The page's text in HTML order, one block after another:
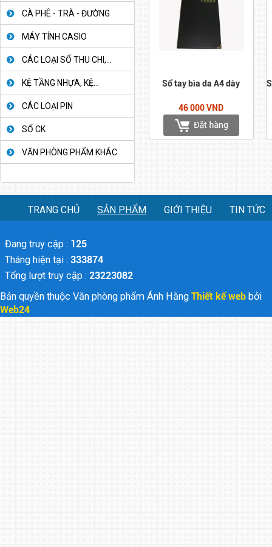
CÀ PHÊ - TRÀ - ĐƯỜNG
MÁY TÍNH CASIO
CÁC LOẠI SỔ THU CHI,...
KỆ TẦNG NHỰA, KỆ...
CÁC LOẠI PIN
SỔ CK
VĂN PHÒNG PHẨM KHÁC
Sổ tay bìa da A4 dày
46 000 VND
TRANG CHỦ SẢN PHẨM GIỚI THIỆU TIN TỨC
Đang truy cập : 125
Tháng hiện tại : 333874
Tổng lượt truy cập : 23223082
Bản quyền thuộc Văn phòng phẩm Ánh Hằng Thiết kế web bởi
Web24